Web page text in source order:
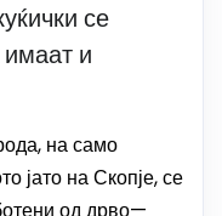
се
и
на само
јато на Скопје, се